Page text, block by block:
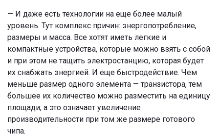
— И даже есть технологии на еще более малый
уровень. Тут комплекс причин: энергопотребление,
размеры и масса. Все хотят иметь легкие и
компактные устройства, которые можно взять с собой
и при этом не тащить электростанцию, которая будет
их снабжать энергией. И еще быстродействие. Чем
меньше размер одного элемента — транзистора, тем
большее их количество можно разместить на единицу
площади, а это означает увеличение
производительности при том же размере готового
чипа.